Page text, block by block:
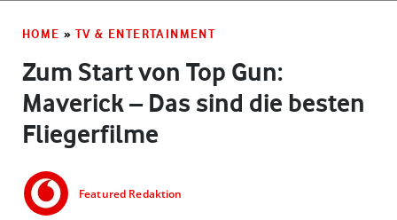
HOME » TV & ENTERTAINMENT
Zum Start von Top Gun:
Maverick – Das sind die besten
Fliegerfilme
Featured Redaktion